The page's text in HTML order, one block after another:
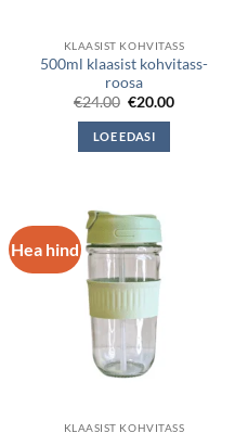
KLAASIST KOHVITASS
500ml klaasist kohvitass-
roosa
€24.00 Algne
oli:
€24.00.
€20.00Current
LOE EDASI
Hea hind
KLAASIST KOHVITASS